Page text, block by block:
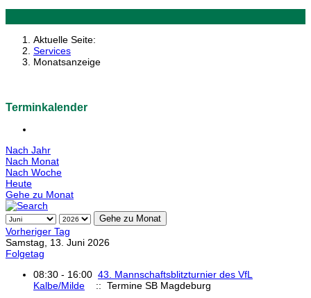
Aktuelle Seite:
Services
Monatsanzeige
Terminkalender
Nach Jahr
Nach Monat
Nach Woche
Heute
Gehe zu Monat
Gehe zu Monat
Vorheriger Tag
Samstag, 13. Juni 2026
Folgetag
08:30 - 16:00 43. Mannschaftsblitzturnier des VfL
Kalbe/Milde
:: Termine SB Magdeburg